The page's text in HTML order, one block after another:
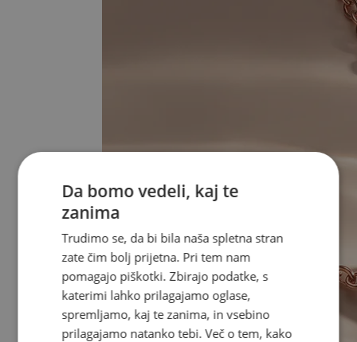
Da bomo vedeli, kaj te
zanima
Trudimo se, da bi bila naša spletna stran
zate čim bolj prijetna. Pri tem nam
pomagajo piškotki. Zbirajo podatke, s
katerimi lahko prilagajamo oglase,
spremljamo, kaj te zanima, in vsebino
prilagajamo natanko tebi. Več o tem, kako